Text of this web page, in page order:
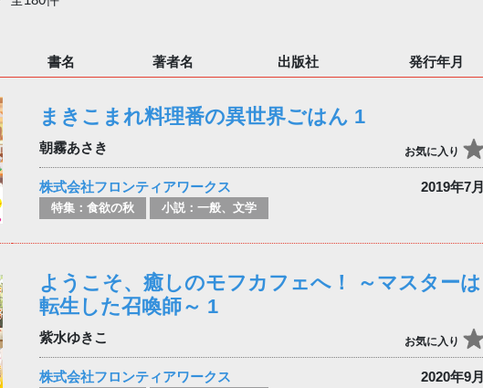
書名 著者名 出版社 発行年月
まきこまれ料理番の異世界ごはん 1
朝霧あさき お気に入り
株式会社フロンティアワークス 2019年7月
特集：食欲の秋 小説：一般、文学
ようこそ、癒しのモフカフェへ！ ～マスターは
転生した召喚師～ 1
紫水ゆきこ お気に入り
株式会社フロンティアワークス 2020年9月